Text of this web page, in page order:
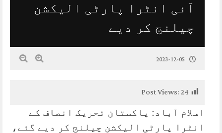
آئی انٹرا پارٹی الیکشن
چیلنج کر دیے
2023-12-05
Post Views:24
اسلام آباد: پاکستان تحریک انصاف کے
انٹرا پارٹی الیکشن چیلنج کر دیے گئے،